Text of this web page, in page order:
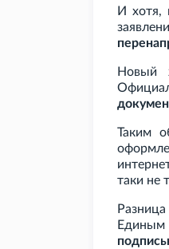
И хотя,
Новый
Таким
таки не
Единым